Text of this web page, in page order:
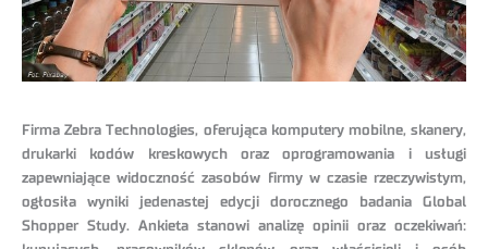
Firma Zebra Technologies, oferująca komputery mobilne, skanery,
drukarki kodów kreskowych oraz oprogramowania i usługi
zapewniające widoczność zasobów firmy w czasie rzeczywistym,
ogłosiła wyniki jedenastej edycji dorocznego badania Global
Shopper Study. Ankieta stanowi analizę opinii oraz oczekiwań: